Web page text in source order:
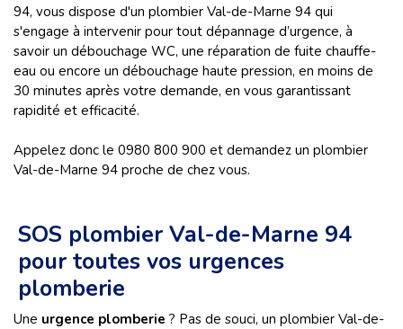
94, vous dispose d'un plombier Val-de-Marne 94 qui
s'engage à intervenir pour tout dépannage d’urgence, à
savoir un débouchage WC, une réparation de fuite chauffe-
eau ou encore un débouchage haute pression, en moins de
30 minutes après votre demande, en vous garantissant
rapidité et efficacité.
Appelez donc le 0980 800 900 et demandez un plombier
Val-de-Marne 94 proche de chez vous.
SOS plombier Val-de-Marne 94
pour toutes vos urgences
plomberie
Une urgence plomberie ? Pas de souci, un plombier Val-de-